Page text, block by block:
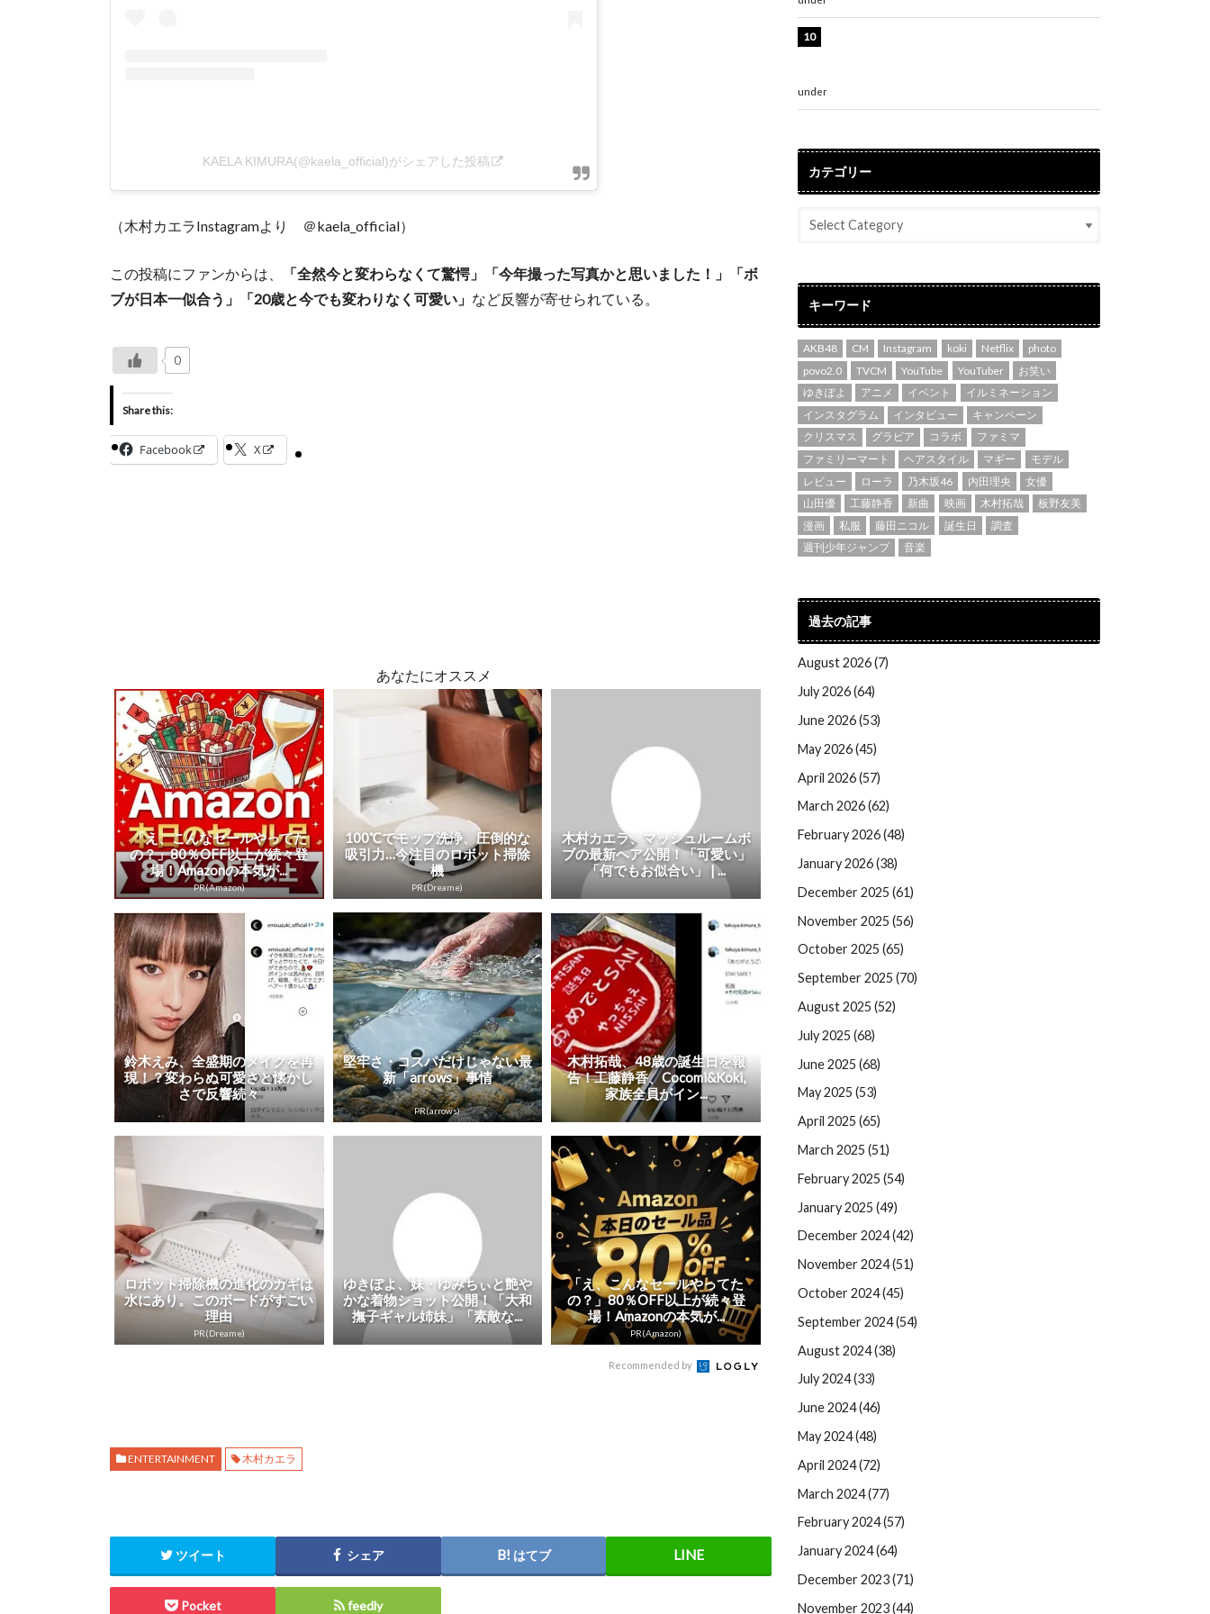
KAELA KIMURA(@kaela_official)がシェアした投稿
（木村カエラInstagramより ＠kaela_official）
この投稿にファンからは、
「全然今と変わらなくて驚愕」「今年撮った写真かと思いました！」「ボ
ブが日本一似合う」「20歳と今でも変わりなく可愛い」 など反響が寄せられている。
0
Share this:
Facebook X
あなたにオススメ
「え、こんなセールやってた
の？」80％OFF以上が続々登
場！Amazonの本気が...
PR(Amazon)
100℃でモップ洗浄、圧倒的な
吸引力…今注目のロボット掃除
機
PR(Dreame)
木村カエラ、マッシュルームボ
ブの最新ヘア公開！「可愛い」
「何でもお似合い」 | ...
鈴木えみ、全盛期のメイクを再
現！？変わらぬ可愛さと懐かし
さで反響続々
堅牢さ・コスパだけじゃない最
新「arrows」事情
PR(arrows)
木村拓哉、48歳の誕生日を報
告！工藤静香、Cocomi&Koki,
家族全員がイン...
ロボット掃除機の進化のカギは
水にあり。このボードがすごい
理由
PR(Dreame)
ゆきぽよ、妹・ゆみちぃと艶や
かな着物ショット公開！「大和
撫子ギャル姉妹」「素敵な...
「え、こんなセールやってた
の？」80％OFF以上が続々登
場！Amazonの本気が...
PR(Amazon)
Recommended by
ENTERTAINMENT 木村カエラ
ツイート シェア はてブ
Pocket feedly
under
カテゴリー
キーワード
AKB48 CM Instagram koki Netflix
photo
povo2.0
TVCM YouTube YouTuber
お笑い
ゆきぽよ
アニメ イベント
イルミネーション
インスタグラム
インタビュー
キャンペーン
クリスマス
グラビア コラボ
ファミマ
ファミリーマート
ヘアスタイル マギー
モデル
レビュー
ローラ 乃木坂46 内田理央
女優
山田優
工藤静香 新曲 映画 木村拓哉
板野友美
漫画
私服 藤田ニコル 誕生日
調査
週刊少年ジャンプ
音楽
過去の記事
August 2026 (7)
July 2026 (64)
June 2026 (53)
May 2026 (45)
April 2026 (57)
March 2026 (62)
February 2026 (48)
January 2026 (38)
December 2025 (61)
November 2025 (56)
October 2025 (65)
September 2025 (70)
August 2025 (52)
July 2025 (68)
June 2025 (68)
May 2025 (53)
April 2025 (65)
March 2025 (51)
February 2025 (54)
January 2025 (49)
December 2024 (42)
November 2024 (51)
October 2024 (45)
September 2024 (54)
August 2024 (38)
July 2024 (33)
June 2024 (46)
May 2024 (48)
April 2024 (72)
March 2024 (77)
February 2024 (57)
January 2024 (64)
December 2023 (71)
November 2023 (44)